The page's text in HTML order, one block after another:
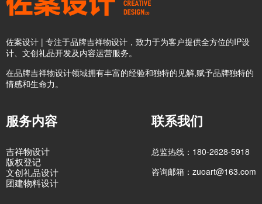
佐案设计 | 专注于品牌吉祥物设计，致力于为客户提供全方位的IP设
计、文创礼品开发及内容运营服务。
在品牌吉祥物设计领域拥有丰富的经验和独特的见解,赋予品牌独特的
情感和生命力。
服务内容
吉祥物设计
版权登记
文创礼品设计
团建物料设计
联系我们
总监热线：180-2628-5918
咨询邮箱：zuoart@163.com